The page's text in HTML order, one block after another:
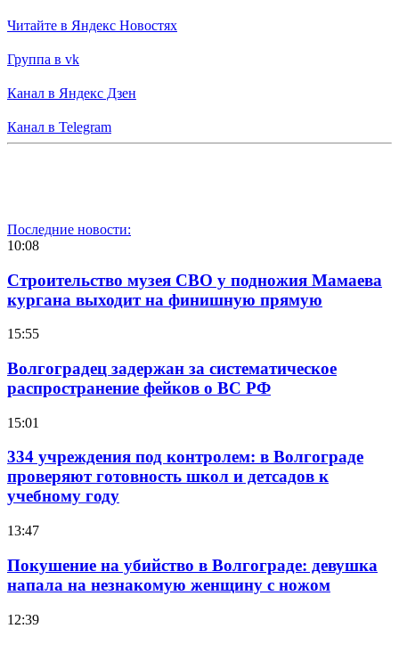
Читайте в Яндекс Новостях
Группа в vk
Канал в Яндекс Дзен
Канал в Telegram
Последние новости:
10:08
Строительство музея СВО у подножия Мамаева
кургана выходит на финишную прямую
15:55
Волгоградец задержан за систематическое
распространение фейков о ВС РФ
15:01
334 учреждения под контролем: в Волгограде
проверяют готовность школ и детсадов к
учебному году
13:47
Покушение на убийство в Волгограде: девушка
напала на незнакомую женщину с ножом
12:39